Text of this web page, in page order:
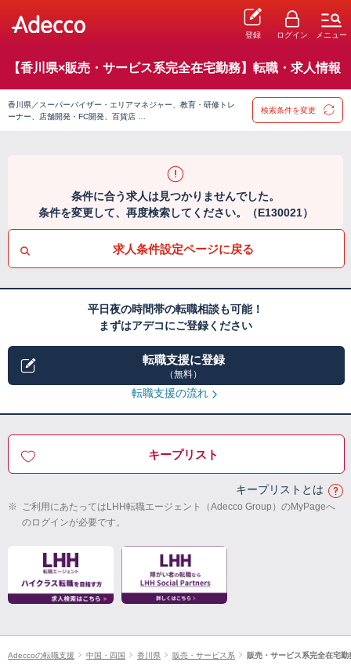
登録 ログイン メニュー
【香川県×販売・サービス系完全在宅勤務】転職・求人情報
香川県／スーパーバイザー・エリアマネジャー、教育・研修トレ
ーナー、店舗開発・FC開発、百貨店 …
検索条件を変更
条件に合う求人は見つかりませんでした。
条件を変更して、再度検索してください。（E130021）
求人条件設定ページに戻る
平日夜の時間帯の転職相談も可能！
まずはアデコにご登録ください
転職支援に登録
（無料）
転職支援の流れ
キープリスト
キープリストとは
※ ご利用にあたってはLHH転職エージェント（Adecco Group）のMyPageへ
のログインが必要です。
Adeccoの転職支援 中国・四国 香川県 販売・サービス系 販売・サービス系完全在宅勤